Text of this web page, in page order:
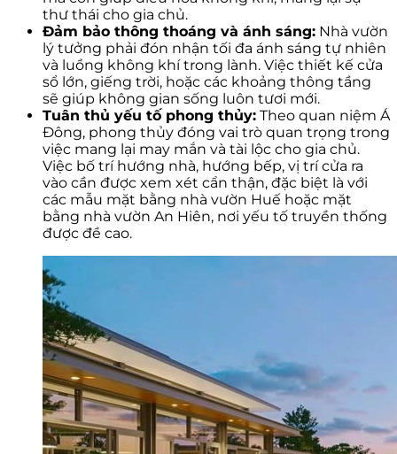
thư thái cho gia chủ.
Đảm bảo thông thoáng và ánh sáng: Nhà vườn
lý tưởng phải đón nhận tối đa ánh sáng tự nhiên
và luồng không khí trong lành. Việc thiết kế cửa
sổ lớn, giếng trời, hoặc các khoảng thông tầng
sẽ giúp không gian sống luôn tươi mới.
Tuân thủ yếu tố phong thủy: Theo quan niệm Á
Đông, phong thủy đóng vai trò quan trọng trong
việc mang lại may mắn và tài lộc cho gia chủ.
Việc bố trí hướng nhà, hướng bếp, vị trí cửa ra
vào cần được xem xét cẩn thận, đặc biệt là với
các mẫu mặt bằng nhà vườn Huế hoặc mặt
bằng nhà vườn An Hiên, nơi yếu tố truyền thống
được đề cao.